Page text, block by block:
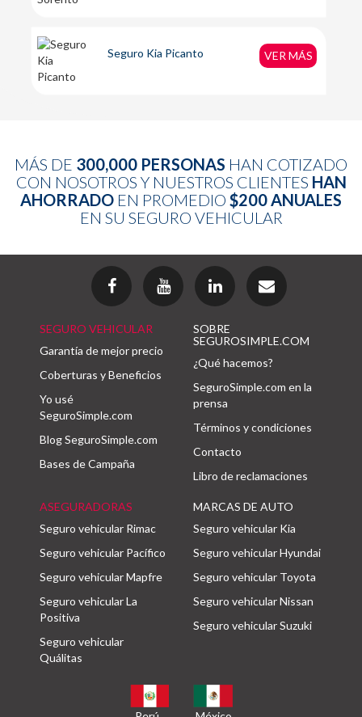
Seguro Kia Picanto VER MÁS
MÁS DE 300,000 PERSONAS HAN COTIZADO
CON NOSOTROS Y NUESTROS CLIENTES HAN
AHORRADO EN PROMEDIO $200 ANUALES
EN SU SEGURO VEHICULAR
SEGURO VEHICULAR
Garantía de mejor precio
Coberturas y Beneficios
Yo usé
SeguroSimple.com
Blog SeguroSimple.com
Bases de Campaña
SOBRE
SEGUROSIMPLE.COM
¿Qué hacemos?
SeguroSimple.com en la
prensa
Términos y condiciones
Contacto
Libro de reclamaciones
ASEGURADORAS
Seguro vehicular Rimac
Seguro vehicular Pacífico
Seguro vehicular Mapfre
Seguro vehicular La
Positiva
Seguro vehicular
Quálitas
MARCAS DE AUTO
Seguro vehicular Kia
Seguro vehicular Hyundai
Seguro vehicular Toyota
Seguro vehicular Nissan
Seguro vehicular Suzuki